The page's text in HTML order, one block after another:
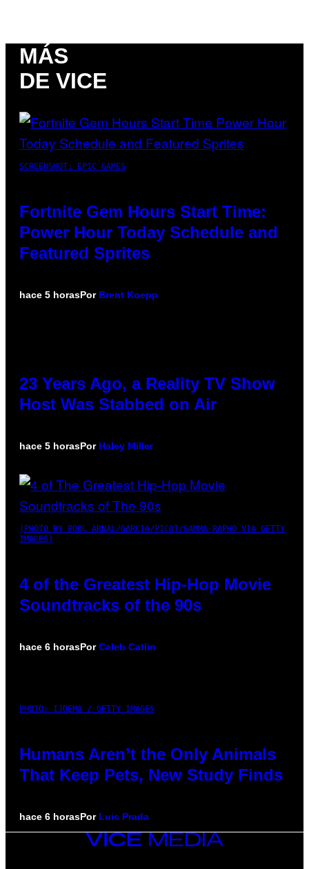
MÁS
DE VICE
SCREENSHOT: EPIC GAMES
Fortnite Gem Hours Start Time:
Power Hour Today Schedule and
Featured Sprites
hace 5 horasPor Brent Koepp
23 Years Ago, a Reality TV Show
Host Was Stabbed on Air
hace 5 horasPor Haley Miller
(PHOTO BY POOL ARNAL/GARCIA/PICOT/GAMMA-RAPHO VIA GETTY
IMAGES)
4 of the Greatest Hip-Hop Movie
Soundtracks of the 90s
hace 6 horasPorCaleb Catlin
PHOTO: IJDEMA / GETTY IMAGES
Humans Aren’t the Only Animals
That Keep Pets, New Study Finds
hace 6 horasPor Luis Prada
VICE
MEDIA